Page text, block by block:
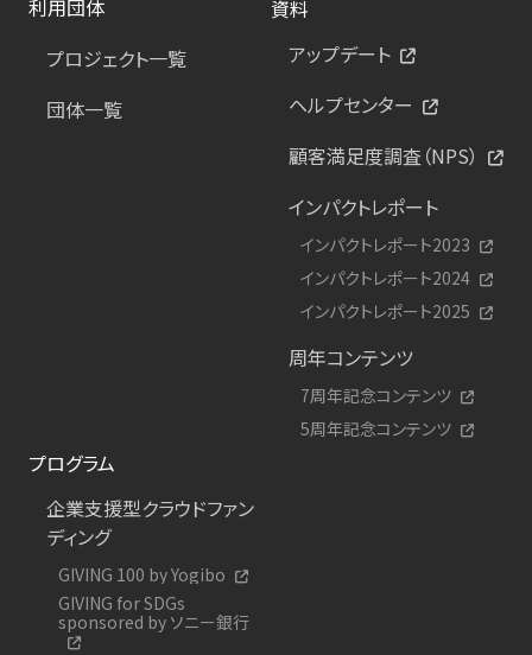
利用団体
プロジェクト一覧
団体一覧
資料
アップデート
ヘルプセンター
顧客満足度調査（NPS）
インパクトレポート
インパクトレポート2023
インパクトレポート2024
インパクトレポート2025
周年コンテンツ
7周年記念コンテンツ
5周年記念コンテンツ
プログラム
企業支援型クラウドファン
ディング
GIVING 100 by Yogibo
GIVING for SDGs
sponsored by ソニー銀行